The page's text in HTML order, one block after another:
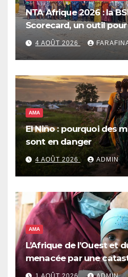
NTA Afrique 2026 : la
Scorecard, un outil
les dépenses publiques
4 AOÛT 2026
AMA
El Niño : pourquoi des
sont en danger
4 AOÛT 2026 ADMIN
AMA
L’Afrique de l’Ouest et
menacée par une
alimentaire